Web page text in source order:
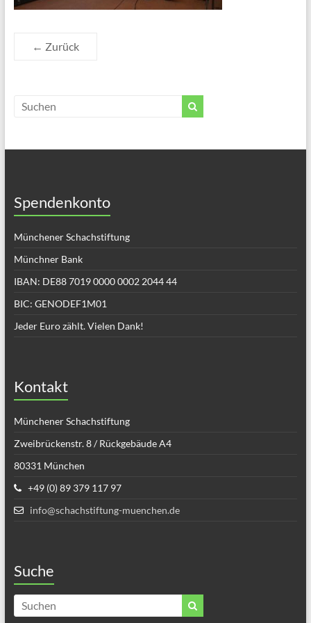
← Zurück
Spendenkonto
Münchener Schachstiftung
Münchner Bank
IBAN: DE88 7019 0000 0002 2044 44
BIC: GENODEF1M01
Jeder Euro zählt. Vielen Dank!
Kontakt
Münchener Schachstiftung
Zweibrückenstr. 8 / Rückgebäude A4
80331 München
+49 (0) 89 379 117 97
info@schachstiftung-muenchen.de
Suche